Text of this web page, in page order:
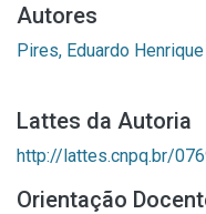
Autores
Pires, Eduardo
Lattes da Autoria
http://lattes.cnpq.br/
Orientação